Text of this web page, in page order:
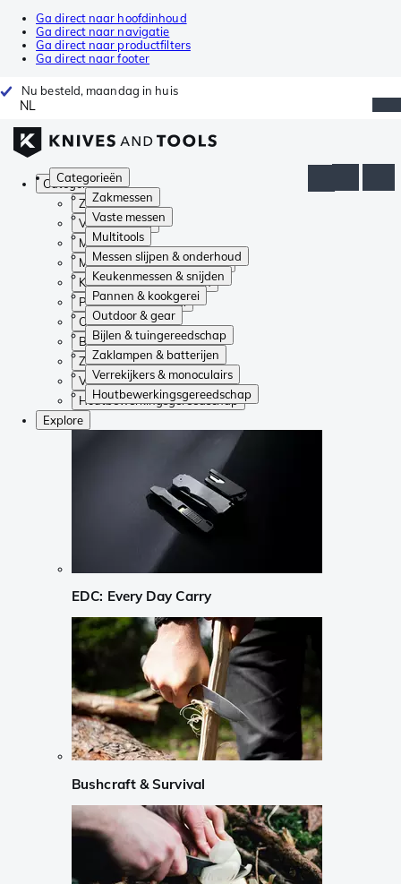
Ga direct naar hoofdinhoud
Ga direct naar navigatie
Ga direct naar productfilters
Ga direct naar footer
Nu besteld, maandag in huis
NL
Categorieën
Zakmessen
Vaste messen
Multitools
Messen slijpen & onderhoud
Keukenmessen & snijden
Pannen & kookgerei
Outdoor & gear
Bijlen & tuingereedschap
Zaklampen & batterijen
Verrekijkers & monoculairs
Houtbewerkingsgereedschap
Categorieën
Zakmessen
Vaste messen
Multitools
Messen slijpen & onderhoud
Keukenmessen & snijden
Pannen & kookgerei
Outdoor & gear
Bijlen & tuingereedschap
Zaklampen & batterijen
Verrekijkers & monoculairs
Houtbewerkingsgereedschap
Explore
EDC: Every Day Carry
Bushcraft & Survival